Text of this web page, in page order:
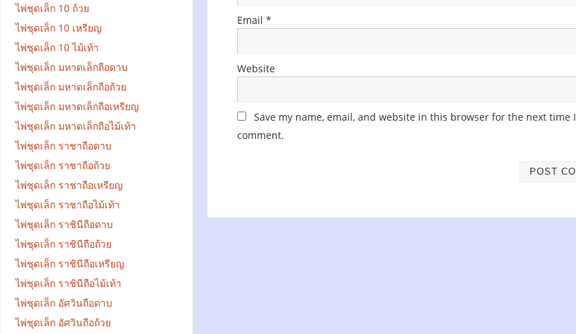
Email *
Website
Save my name, email, and website in this browser for the next time I
comment.
ไพ่ชุดเล็ก 10 ถ้วย
ไพ่ชุดเล็ก 10 เหรียญ
ไพ่ชุดเล็ก 10 ไม้เท้า
ไพ่ชุดเล็ก มหาดเล็กถือดาบ
ไพ่ชุดเล็ก มหาดเล็กถือถ้วย
ไพ่ชุดเล็ก มหาดเล็กถือเหรียญ
ไพ่ชุดเล็ก มหาดเล็กถือไม้เท้า
ไพ่ชุดเล็ก ราชาถือดาบ
ไพ่ชุดเล็ก ราชาถือถ้วย
ไพ่ชุดเล็ก ราชาถือเหรียญ
ไพ่ชุดเล็ก ราชาถือไม้เท้า
ไพ่ชุดเล็ก ราชินีถือดาบ
ไพ่ชุดเล็ก ราชินีถือถ้วย
ไพ่ชุดเล็ก ราชินีถือเหรียญ
ไพ่ชุดเล็ก ราชินีถือไม้เท้า
ไพ่ชุดเล็ก อัศวินถือดาบ
ไพ่ชุดเล็ก อัศวินถือถ้วย